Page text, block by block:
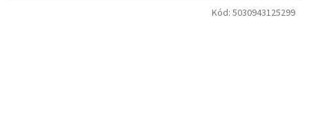
Kód: 5030943125299